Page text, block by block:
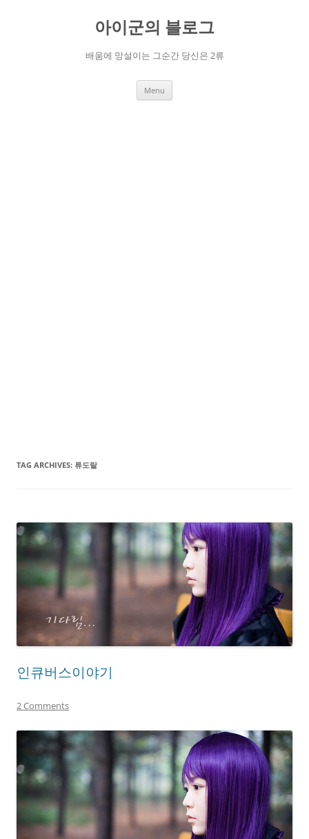
아이군의 블로그
배움에 망설이는 그순간 당신은 2류
Menu
TAG ARCHIVES: 류도랄
인큐버스이야기
2 Comments